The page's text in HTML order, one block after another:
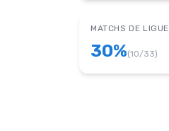
MATCHS DE LIGUE
30%(10/33)